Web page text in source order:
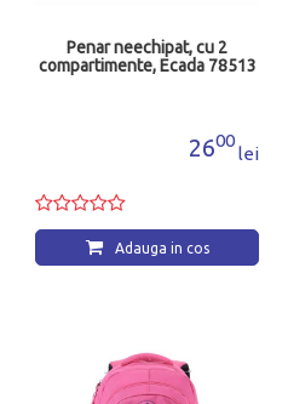
Penar neechipat, cu 2
compartimente, Ecada 78513
2600
lei
Adauga in cos